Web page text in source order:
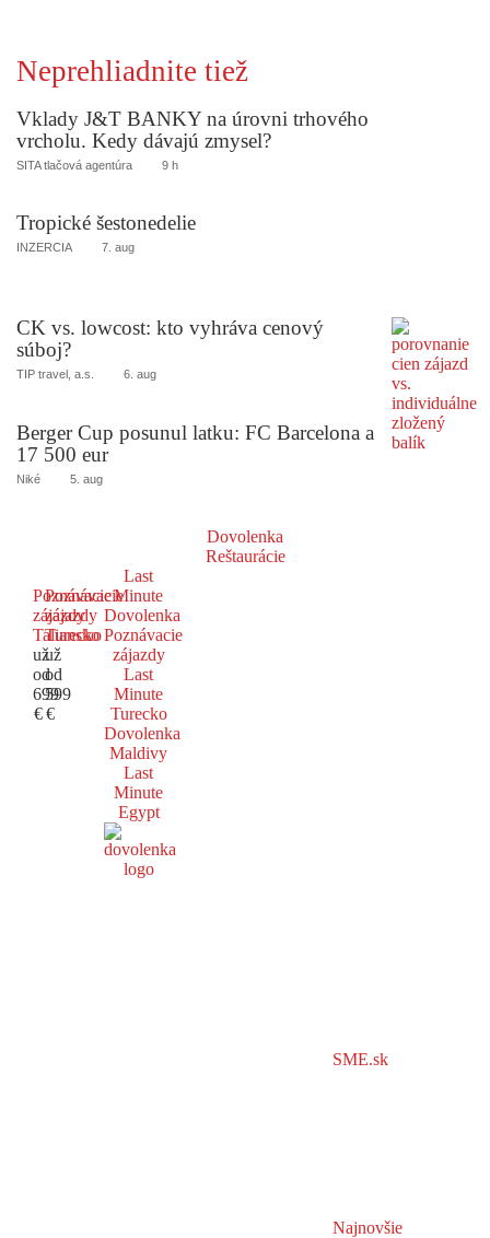
Neprehliadnite tiež
Vklady J&T BANKY na úrovni trhového
vrcholu. Kedy dávajú zmysel?
SITA tlačová agentúra 9 h
Tropické šestonedelie
INZERCIA 7. aug
CK vs. lowcost: kto vyhráva cenový
súboj?
TIP travel, a.s. 6. aug
Berger Cup posunul latku: FC Barcelona a
17 500 eur
Niké 5. aug
Dovolenka
Reštaurácie
Poznávacie
zájazdy
Taliansko
už
od
699
€
Poznávacie
zájazdy
Turecko
už
od
599
€
Last
Minute
Dovolenka
Poznávacie
zájazdy
Last
Minute
Turecko
Dovolenka
Maldivy
Last
Minute
Egypt
SME.sk
Najnovšie